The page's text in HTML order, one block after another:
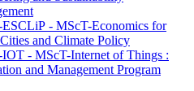
- MScT-Economics for
and Climate Policy
- MScT-Internet of Things :
and Management Program